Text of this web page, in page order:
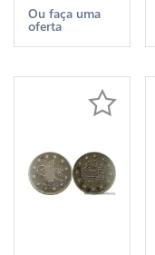
Muhammad
V Reshat
1912 -> M
Ou faça uma
oferta